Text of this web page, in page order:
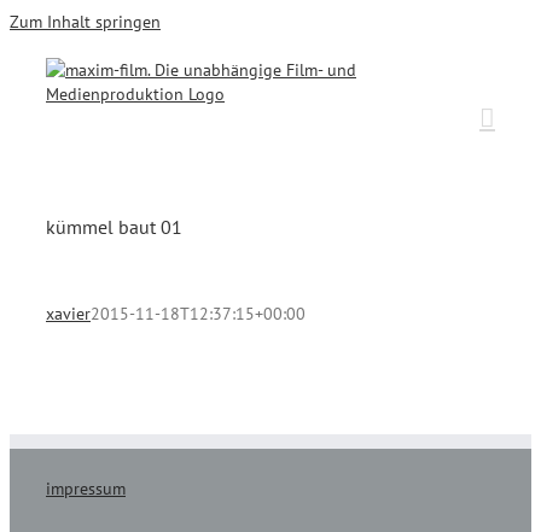
Zum Inhalt springen
kümmel baut 01
xavier2015-11-18T12:37:15+00:00
impressum